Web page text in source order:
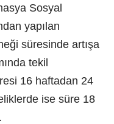
Sosyal
yapılan
süresinde artışa
tekil
16 haftadan 24
ise süre 18